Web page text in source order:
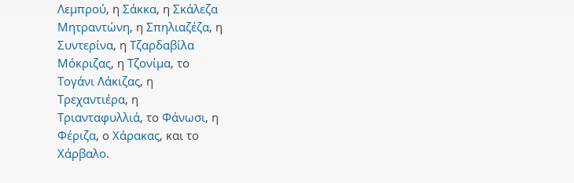
Λεμπρού, η Σάκκα, η Σκάλεζα
Μητραντώνη, η Σπηλιαζέζα, η
Συντερίνα, η Τζαρδαβίλα
Μόκριζας, η Τζονίμα, το
Τογάνι Λάκιζας, η
Τρεχαντιέρα, η
Τριανταφυλλιά, το Φάνωσι, η
Φέριζα, ο Χάρακας, και το
Χάρβαλο.